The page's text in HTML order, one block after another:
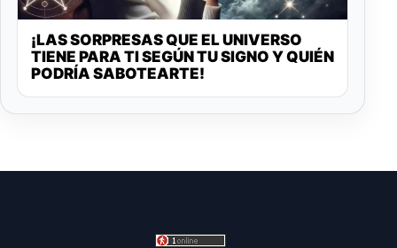
¡LAS SORPRESAS QUE EL UNIVERSO
TIENE PARA TI SEGÚN TU SIGNO Y QUIÉN
PODRÍA SABOTEARTE!